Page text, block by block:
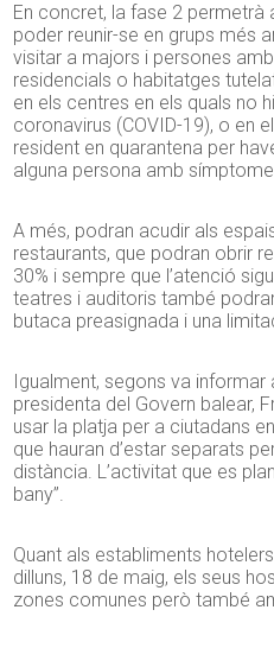
En concret, la fase 2 permetrà
poder reunir-se en grups més
visitar a majors i persones
residencials o habitatges
en els centres en els quals no
coronavirus (COVID-19), o en
resident en quarantena per
alguna persona amb
A més, podran acudir als
restaurants, que podran obrir
30% i sempre que l’atenció
teatres i auditoris també
butaca preasignada i una
Igualment, segons va
presidenta del Govern balear,
usar la platja per a ciutadans
que hauran d’estar separats
distància. L’activitat que es
bany”.
Quant als establiments hotelers
dilluns, 18 de maig, els seus
zones comunes però també